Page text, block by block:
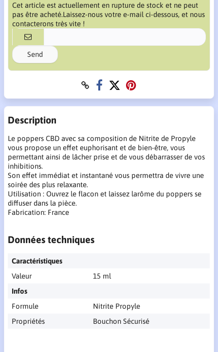
Cet article est actuellement en rupture de stock et ne peut
pas être acheté.Laissez-nous votre e-mail ci-dessous, et nous
contacterons très vite !
Send
Description
Le poppers CBD avec sa composition de Nitrite de Propyle
vous propose un effet euphorisant et de bien-être, vous
permettant ainsi de lâcher prise et de vous débarrasser de vos
inhibitions.
Son effet immédiat et instantané vous permettra de vivre une
soirée des plus relaxante.
Utilisation : Ouvrez le flacon et laissez larôme du poppers se
diffuser dans la pièce.
Fabrication: France
Données techniques
Caractéristiques
Valeur
15 ml
Infos
Formule
Nitrite Propyle
Propriétés
Bouchon Sécurisé